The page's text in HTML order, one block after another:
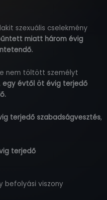
szexuális cselekmény
miatt három évig
nem töltött személyt
egy évtől öt évig terjedő
terjedő szabadságvesztés,
terjedő
befolyási viszony